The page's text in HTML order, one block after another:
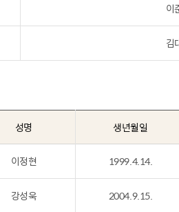
이
김
성명 생년월일
이정현 1999.4.14.
강성욱 2004.9.15.